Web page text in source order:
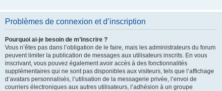
Problèmes de connexion et d’inscription
Pourquoi ai-je besoin de m’inscrire ?
Vous n’êtes pas dans l’obligation de le faire, mais les administrateurs du forum
peuvent limiter la publication de messages aux utilisateurs inscrits. En vous
inscrivant, vous pouvez également avoir accès à des fonctionnalités
supplémentaires qui ne sont pas disponibles aux visiteurs, tels que l’affichage
d’avatars personnalisés, l’utilisation de la messagerie privée, l’envoi de
courriers électroniques aux autres utilisateurs, l’adhésion à un groupe